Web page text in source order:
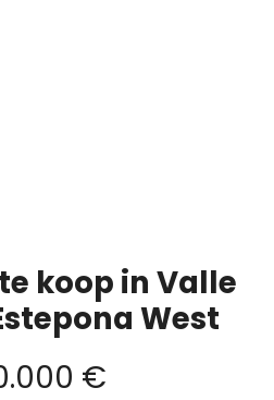
koop in Valle
West
€